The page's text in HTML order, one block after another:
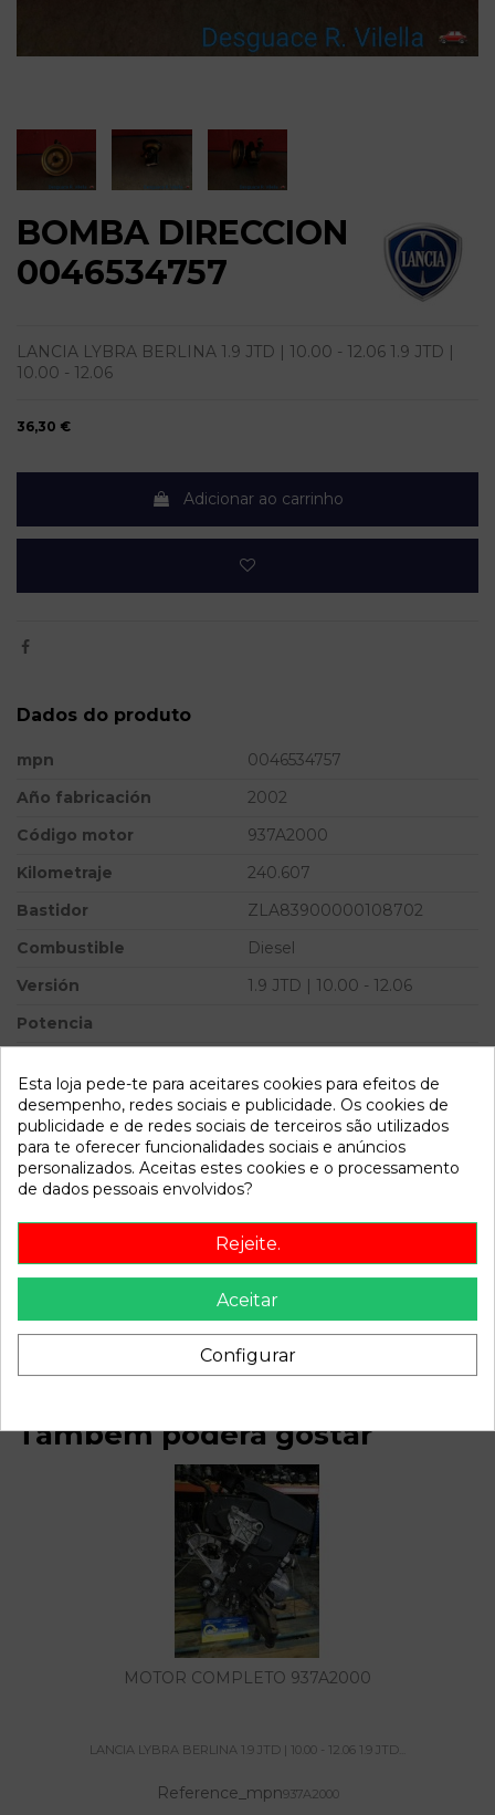
BOMBA DIRECCION
0046534757
LANCIA LYBRA BERLINA 1.9 JTD | 10.00 - 12.06 1.9 JTD |
10.00 - 12.06
36,30 €
Adicionar ao carrinho
Dados do produto
mpn
0046534757
Año fabricación
2002
Código motor
937A2000
Kilometraje
240.607
Bastidor
ZLA83900000108702
Combustible
Diesel
Versión
1.9 JTD | 10.00 - 12.06
Potencia
10.00 - 12.06
Referência 113720
Disponível a partir de: 2022-04-06
Recambio de bomba direccion para lancia lybra berlina 1.9
jtd | 10.00 - 12.06 1.9 jtd | 10.00 - 12.06 referencia OEM IAM
0046534757
Também poderá gostar
MOTOR COMPLETO 937A2000
LANCIA LYBRA BERLINA 1.9 JTD | 10.00 - 12.06 1.9 JTD...
Reference_mpn937A2000
Esta loja pede-te para aceitares cookies para efeitos de
desempenho, redes sociais e publicidade. Os cookies de
publicidade e de redes sociais de terceiros são utilizados
para te oferecer funcionalidades sociais e anúncios
personalizados. Aceitas estes cookies e o processamento
de dados pessoais envolvidos?
Rejeite.
Aceitar
Configurar